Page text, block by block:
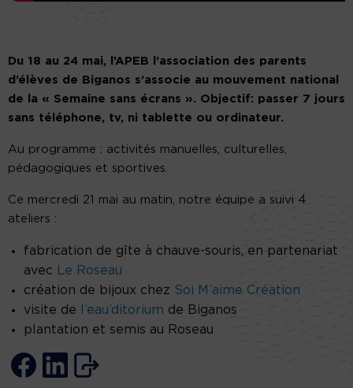
Du 18 au 24 mai, l’APEB l’association des parents
d’élèves de Biganos s’associe au mouvement national
de la « Semaine sans écrans ». Objectif: passer 7 jours
sans téléphone, tv, ni tablette ou ordinateur.
Au programme : activités manuelles, culturelles,
pédagogiques et sportives.
Ce mercredi 21 mai au matin, notre équipe a suivi 4
ateliers :
fabrication de gîte à chauve-souris, en partenariat
avec
Le Roseau
création de bijoux chez Soi M’aime Création
visite de
l’eau’ditorium de Biganos
plantation et semis au Roseau